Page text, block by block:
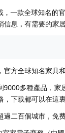
，一款全球知名的
信息，有需要的家
官方全球知名家具
9000多種產品，家
，下载都可以在這
過二百個城市，免